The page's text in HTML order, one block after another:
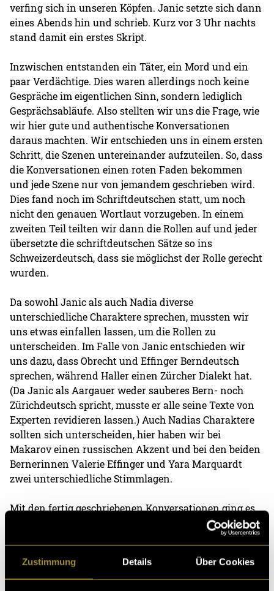
Zustimmung Details Über Cookies
verfing sich in unseren Köpfen. Janic setzte sich dann
eines Abends hin und schrieb. Kurz vor 3 Uhr nachts
stand damit ein erstes Skript.
Inzwischen entstanden ein Täter, ein Mord und ein
paar Verdächtige. Dies waren allerdings noch keine
Gespräche im eigentlichen Sinn, sondern lediglich
Gesprächsabläufe. Also stellten wir uns die Frage, wie
wir hier gute und authentische Konversationen
daraus machten. Wir entschieden uns in einem ersten
Schritt, die Szenen untereinander aufzuteilen. So, dass
die Konversationen einen roten Faden bekommen
und jede Szene nur von jemandem geschrieben wird.
Dies fand noch im Schriftdeutschen statt, um noch
nicht den genauen Wortlaut vorzugeben. In einem
zweiten Teil teilten wir dann die Rollen auf und jeder
übersetzte die schriftdeutschen Sätze so ins
Schweizerdeutsch, dass sie möglichst der Rolle gerecht
wurden.
Da sowohl Janic als auch Nadia diverse
unterschiedliche Charaktere sprechen, mussten wir
uns etwas einfallen lassen, um die Rollen zu
unterscheiden. Im Falle von Janic entschieden wir
uns dazu, dass Obrecht und Effinger Berndeutsch
sprechen, während Haller einen Zürcher Dialekt hat.
(Da Janic als Aargauer weder sauberes Bern- noch
Zürichdeutsch spricht, musste er alle seine Texte von
Experten revidieren lassen.) Auch Nadias Charaktere
sollten sich unterscheiden, hier haben wir bei
Makarov einen russischen Akzent und bei den beiden
Bernerinnen Valerie Effinger und Yara Marquardt
zwei unterschiedliche Stimmlagen.
Mit den fertig geschriebenen Konversationen ging es
dann ins Tonstudio. Wir nahmen grundsätzlich alle
Gespräche auch als Gespräche auf und nicht jeden
Gespräche echter klingen. Praktischerweise war Janic
an einem Tag heiser, so hatte Effinger eine andere